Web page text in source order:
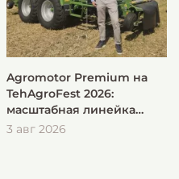
Agromotor Premium на
TehAgroFest 2026:
масштабная линейка
KRONE для быстрой и
3 авг 2026